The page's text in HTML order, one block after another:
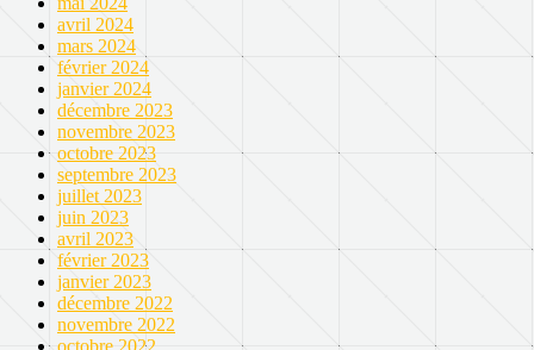
avril 2024
mars 2024
février 2024
janvier 2024
décembre 2023
novembre 2023
octobre 2023
septembre 2023
juillet 2023
juin 2023
avril 2023
février 2023
janvier 2023
décembre 2022
novembre 2022